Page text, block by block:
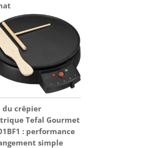
du crêpier
Tefal Gourmet
: performance
simple